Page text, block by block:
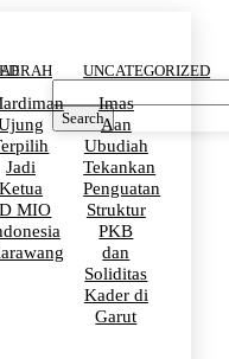
Jadi
Ketua
MIO
UNCATEGORIZED
Imas
Aan
Ubudiah
Tekankan
Penguatan
Struktur
PKB
dan
Soliditas
Kader di
Garut
Search